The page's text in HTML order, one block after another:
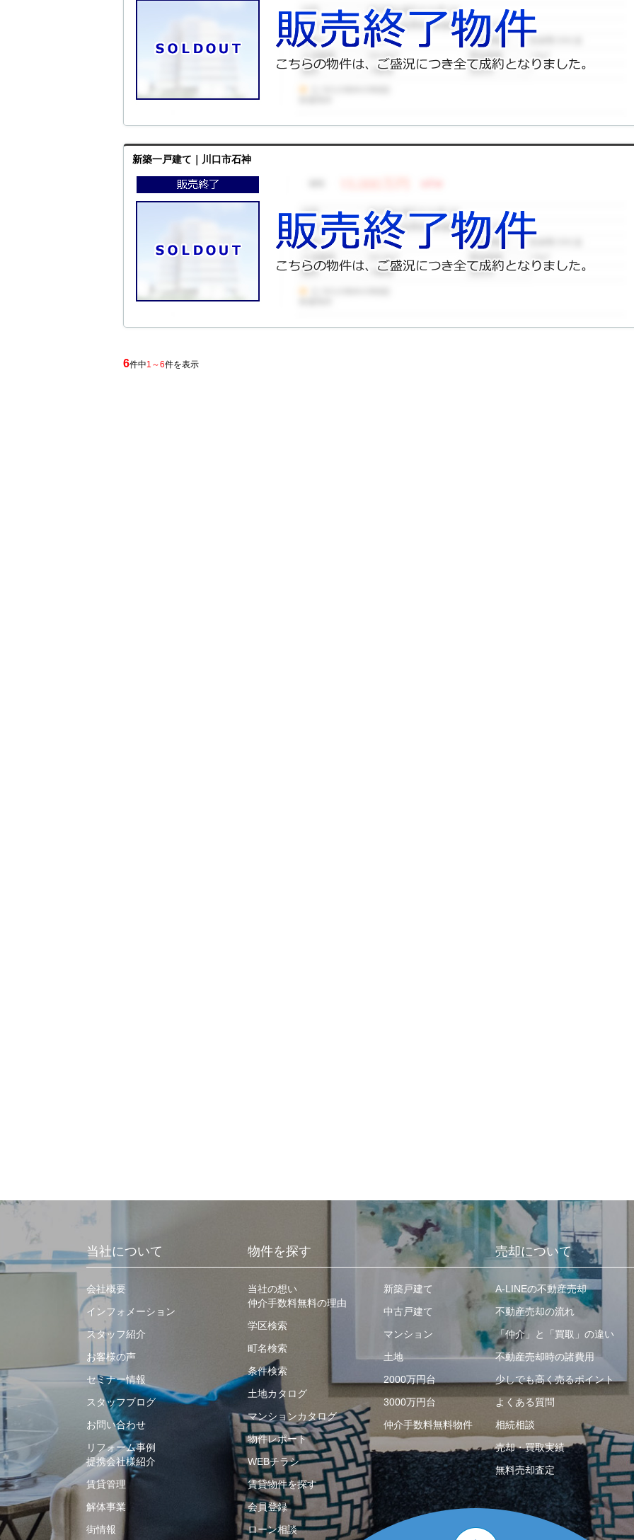
新築一戸建て｜川口市石神
6件中1～6件を表示
当社について
会社概要
インフォメーション
スタッフ紹介
お客様の声
セミナー情報
スタッフブログ
お問い合わせ
リフォーム事例
提携会社様紹介
賃貸管理
解体事業
街情報
物件を探す
当社の想い
仲介手数料無料の理由
学区検索
町名検索
条件検索
土地カタログ
マンションカタログ
物件レポート
WEBチラシ
賃貸物件を探す
会員登録
ローン相談
新築戸建て
中古戸建て
マンション
土地
2000万円台
3000万円台
仲介手数料無料物件
売却について
A-LINEの不動産売却
不動産売却の流れ
「仲介」と「買取」の違い
不動産売却時の諸費用
少しでも高く売るポイント
よくある質問
相続相談
売却・買取実績
無料売却査定